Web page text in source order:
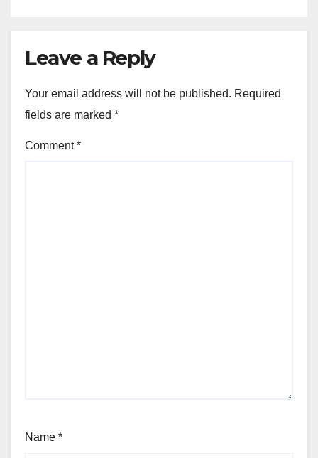
Leave a Reply
Your email address will not be published. Required
fields are marked *
Comment*
Name *